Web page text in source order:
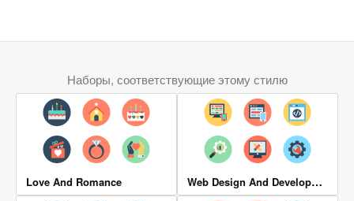
Наборы, соответствующие этому стилю
Love And Romance Web Design And Development